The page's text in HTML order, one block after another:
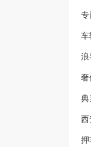
专
车
浪
奢
典
西
押